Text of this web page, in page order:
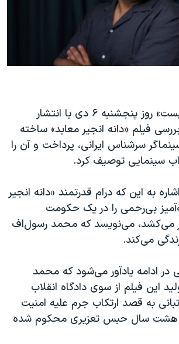
آمریکا ۲۰۲۴
آزادی
دادخواهی
کادر رهبری ایران
۹۸
جایزه نوبل صلح
آمریکا «سی‌پک»
روزنامه «واشنگتن‌پست» روز پنجشنبه ۶ دی با انتشار
فیلم «دانه انجیر معابد» ساخته
سرشناس ایرانی، پرداخت و آن را
سینمایی توصیف کرد.
به این که درام قدرتمند «دانه انجیر
بی‌رحمی را در یک حکومت
می‌کشد، می‌نویسد که محمد رسول‌اف
می‌کند.
در ادامه یادآور می‌شود که محمد
این فیلم از سوی دادگاه انقلاب
به قصد ارتکاب جرم علیه امنیت
هشت سال حبس تعزیری محکوم شده